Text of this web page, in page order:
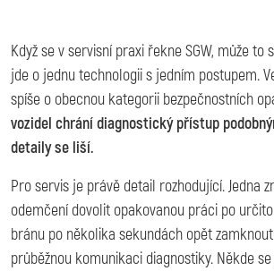
Když se v servisní praxi řekne SGW, může to
jde o jednu technologii s jedním postupem.
spíše o obecnou kategorii bezpečnostních
vozidel chrání diagnostický přístup
detaily se liší.
Pro servis je právě detail rozhodující. Jedna
odemčení dovolit opakovanou práci po
bránu po několika sekundách opět
průběžnou komunikaci diagnostiky. Někde